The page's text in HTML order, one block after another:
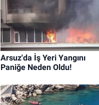
Arsuz'da İş Yeri Yangını
Paniğe Neden Oldu!